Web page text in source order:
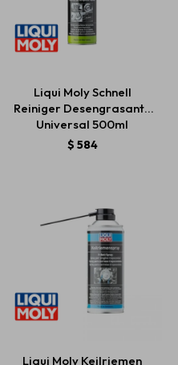
Liqui Moly Schnell
Reiniger Desengrasante
Universal 500ml
$ 584
Liqui Moly Keilriemen